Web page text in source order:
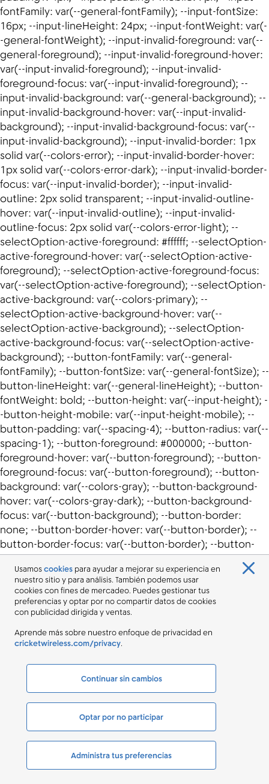
Usamoscookies para ayudar a mejorar su experiencia en
nuestro sitio y para análisis. También podemos usar
cookies con fines de mercadeo. Puedes gestionar tus
preferencias y optar por no compartir datos de cookies
con publicidad dirigida y ventas.
Aprende más sobre nuestro enfoque de privacidad en
cricketwireless.com/privacy.
Continuar sin cambios
Optar por no participar
Administra tus preferencias